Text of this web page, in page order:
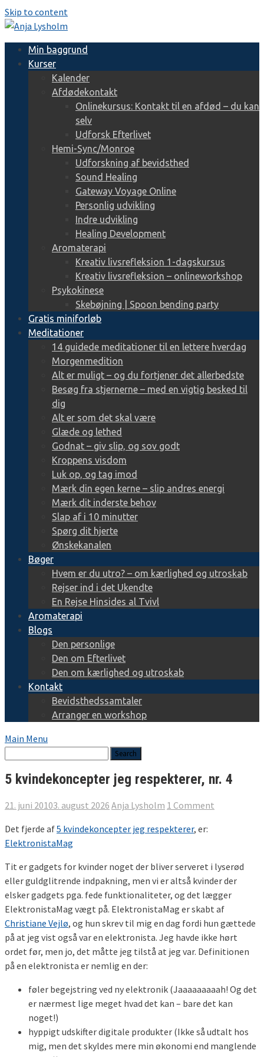
Skip to content
Min baggrund
Kurser
Kalender
Afdødekontakt
Onlinekursus: Kontakt til en afdød – du kan
selv
Udforsk Efterlivet
Hemi-Sync/Monroe
Udforskning af bevidsthed
Sound Healing
Gateway Voyage Online
Personlig udvikling
Indre udvikling
Healing Development
Aromaterapi
Kreativ livsrefleksion 1-dagskursus
Kreativ livsrefleksion – onlineworkshop
Psykokinese
Skebøjning | Spoon bending party
Gratis miniforløb
Meditationer
14 guidede meditationer til en lettere hverdag
Morgenmedition
Alt er muligt – og du fortjener det allerbedste
Besøg fra stjernerne – med en vigtig besked til
dig
Alt er som det skal være
Glæde og lethed
Godnat – giv slip, og sov godt
Kroppens visdom
Luk op, og tag imod
Mærk din egen kerne – slip andres energi
Mærk dit inderste behov
Slap af i 10 minutter
Spørg dit hjerte
Ønskekanalen
Bøger
Hvem er du utro? – om kærlighed og utroskab
Rejser ind i det Ukendte
En Rejse Hinsides al Tvivl
Aromaterapi
Blogs
Den personlige
Den om Efterlivet
Den om kærlighed og utroskab
Kontakt
Bevidsthedssamtaler
Arranger en workshop
Main Menu
5 kvindekoncepter jeg respekterer, nr. 4
21. juni 20103. august 2026 Anja Lysholm 1 Comment
Det fjerde af5 kvindekoncepter jeg respekterer, er:
ElektronistaMag
Tit er gadgets for kvinder noget der bliver serveret i lyserød
eller guldglitrende indpakning, men vi er altså kvinder der
elsker gadgets pga. fede funktionaliteter, og det lægger
ElektronistaMag vægt på. ElektronistaMag er skabt af
Christiane Vejlø, og hun skrev til mig en dag fordi hun gættede
på at jeg vist også var en elektronista. Jeg havde ikke hørt
ordet før, men jo, det måtte jeg tilstå at jeg var. Definitionen
på en elektronista er nemlig en der:
føler begejstring ved ny elektronik (Jaaaaaaaaah! Og det
er nærmest lige meget hvad det kan – bare det kan
noget!)
hyppigt udskifter digitale produkter (Ikke så udtalt hos
mig, men det skyldes mere min økonomi end manglende